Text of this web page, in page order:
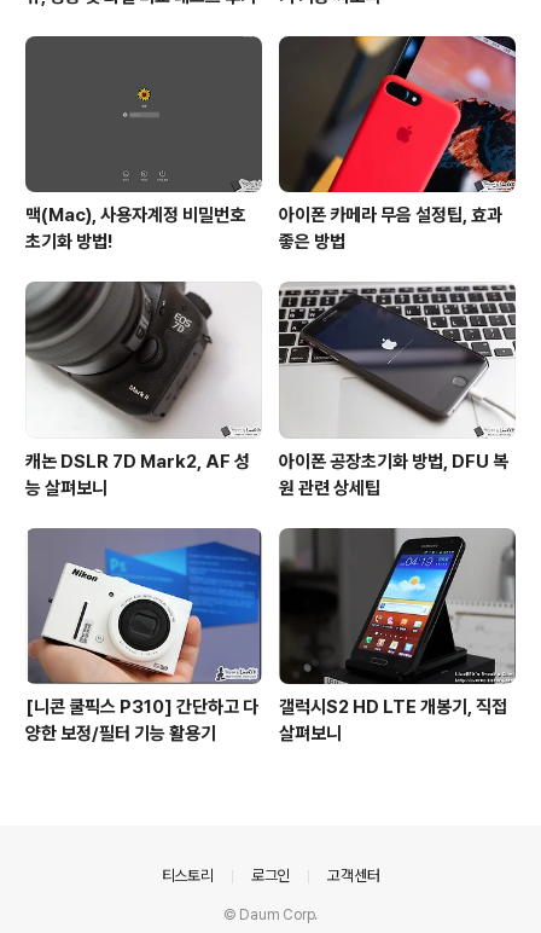
맥(Mac), 사용자계정 비밀번호
초기화 방법!
아이폰 카메라 무음 설정팁, 효과
좋은 방법
캐논 DSLR 7D Mark2, AF 성
능 살펴보니
아이폰 공장초기화 방법, DFU 복
원 관련 상세팁
[니콘 쿨픽스 P310] 간단하고 다
양한 보정/필터 기능 활용기
갤럭시S2 HD LTE 개봉기, 직접
살펴보니
티스토리 로그인 고객센터
© Daum Corp.